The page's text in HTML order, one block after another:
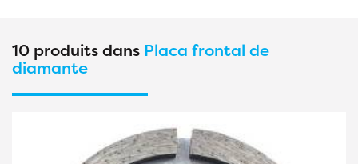
10 produits dans Placa frontal de
diamante